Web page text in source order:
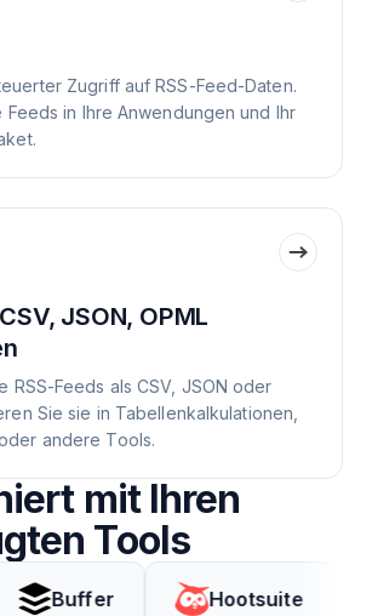
Zugriff auf RSS-Feed-Daten.
Feeds in Ihre Anwendungen und Ihr
JSON, OPML
RSS-Feeds als CSV, JSON oder
Sie sie in Tabellenkalkulationen,
andere Tools.
mit Ihren
Tools
Buffer Hootsuite